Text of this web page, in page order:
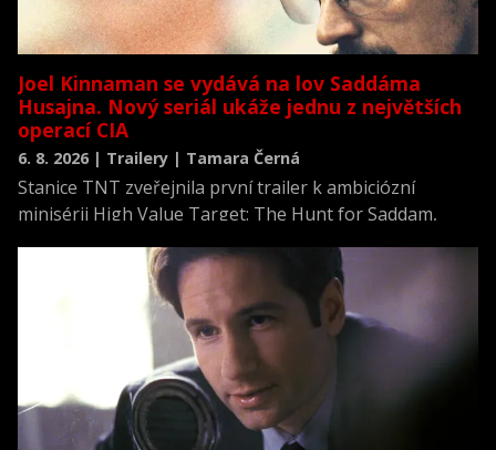
Joel Kinnaman se vydává na lov Saddáma
Husajna. Nový seriál ukáže jednu z největších
operací CIA
6. 8. 2026 | Trailery | Tamara Černá
Stanice TNT zveřejnila první trailer k ambiciózní
minisérii High Value Target: The Hunt for Saddam,
novodobých dějin.